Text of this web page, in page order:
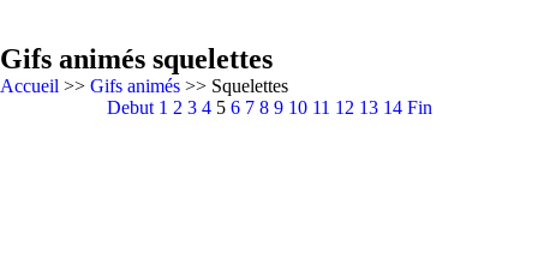
Gifs animés squelettes
Accueil >> Gifs animés >> Squelettes
Debut 1 2 3 4 5 6 7 8 9 10 11 12 13 14 Fin